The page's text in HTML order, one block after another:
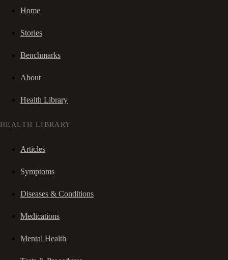
Home
Stories
Benchmarks
About
Health Library
HEALTH LIBRARY
Articles
Symptoms
Diseases & Conditions
Medications
Mental Health